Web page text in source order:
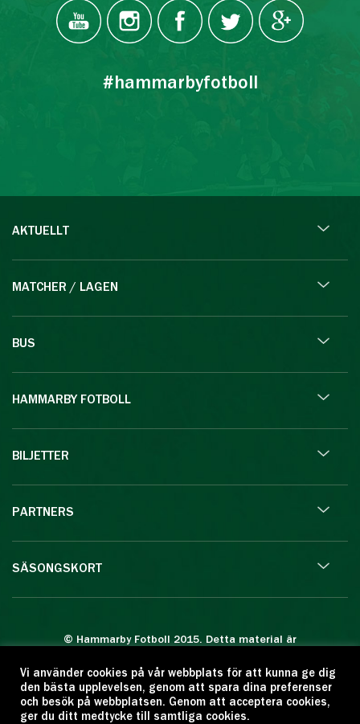
#hammarbyfotboll
AKTUELLT
MATCHER / LAGEN
BUS
HAMMARBY FOTBOLL
BILJETTER
PARTNERS
SÄSONGSKORT
© Hammarby Fotboll 2015. Detta material är
Eftertryck eller annan kopiering är förbjuden.
Citera oss gärna men ange källan:
www.hammarbyfotboll.se. Ansvarig utgivare:
Vi använder cookies på vår webbplats för att kunna ge dig
den bästa upplevelsen, genom att spara dina preferenser
och besök på webbplatsen. Genom att acceptera cookies,
ger du ditt medtycke till samtliga cookies.